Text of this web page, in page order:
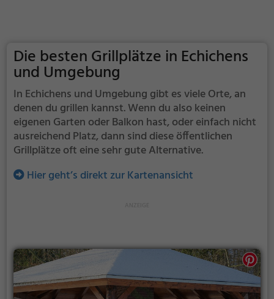
Die besten Grillplätze in Echichens
und Umgebung
In Echichens und Umgebung gibt es viele Orte, an
denen du grillen kannst. Wenn du also keinen
eigenen Garten oder Balkon hast, oder einfach nicht
ausreichend Platz, dann sind diese öffentlichen
Grillplätze oft eine sehr gute Alternative.
Hier geht’s direkt zur Kartenansicht